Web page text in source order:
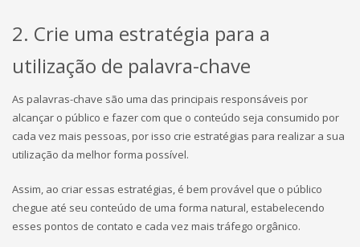
2. Crie uma estratégia para a
utilização de palavra-chave
As palavras-chave são uma das principais responsáveis por
alcançar o público e fazer com que o conteúdo seja consumido por
cada vez mais pessoas, por isso crie estratégias para realizar a sua
utilização da melhor forma possível.
Assim, ao criar essas estratégias, é bem provável que o público
chegue até seu conteúdo de uma forma natural, estabelecendo
esses pontos de contato e cada vez mais tráfego orgânico.